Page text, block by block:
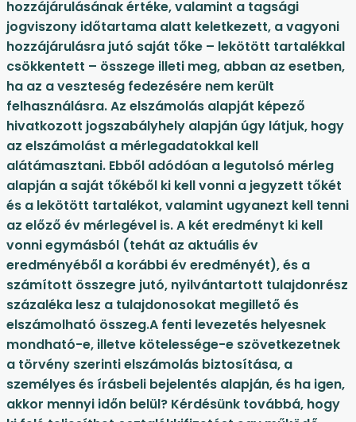
hozzájárulásának értéke, valamint a tagsági
jogviszony időtartama alatt keletkezett, a vagyoni
hozzájárulásra jutó saját tőke – lekötött tartalékkal
csökkentett – összege illeti meg, abban az esetben,
ha az a veszteség fedezésére nem került
felhasználásra. Az elszámolás alapját képező
hivatkozott jogszabályhely alapján úgy látjuk, hogy
az elszámolást a mérlegadatokkal kell
alátámasztani. Ebből adódóan a legutolsó mérleg
alapján a saját tőkéből ki kell vonni a jegyzett tőkét
és a lekötött tartalékot, valamint ugyanezt kell tenni
az előző év mérlegével is. A két eredményt ki kell
vonni egymásból (tehát az aktuális év
eredményéből a korábbi év eredményét), és a
számított összegre jutó, nyilvántartott tulajdonrész
százaléka lesz a tulajdonosokat megillető és
elszámolható összeg.A fenti levezetés helyesnek
mondható-e, illetve kötelessége-e szövetkezetnek
a törvény szerinti elszámolás biztosítása, a
személyes és írásbeli bejelentés alapján, és ha igen,
akkor mennyi időn belül? Kérdésünk továbbá, hogy